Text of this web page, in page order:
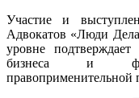
Участие и
Адвокатов «Люди
уровне
бизнеса и
правоприменительной